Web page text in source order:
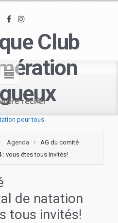
Club
pour tous
Agenda
AG du comité
: vous êtes tous invités!
de natation
tous invités!